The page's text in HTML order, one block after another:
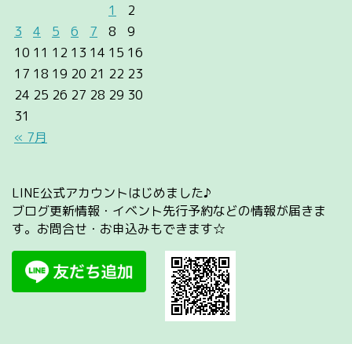
« 7月
1
2
3
4 5 6 7 8
9
10 11 12 13 14 15 16
17 18 19 20 21 22 23
24 25 26 27 28 29 30
31
LINE公式アカウントはじめました♪
ブログ更新情報・イベント先行予約などの情報が届きま
す。お問合せ・お申込みもできます☆